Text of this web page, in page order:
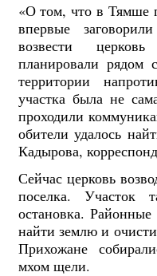
«О том, что в Тямше
впервые
возвести
планировали рядом
территории
участка была не
проходили
обители удалось
Кадырова,
Сейчас церковь
поселка. Участок
остановка.
найти землю и
Прихожане
мхом щели.